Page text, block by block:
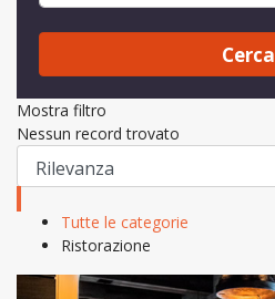
Cerca
Mostra filtro
Nessun record trovato
Tutte le categorie
Ristorazione